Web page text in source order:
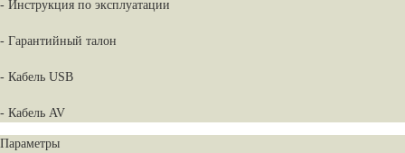
- Инструкция по эксплуатации
- Гарантийный талон
- Кабель USB
- Кабель AV
Параметры